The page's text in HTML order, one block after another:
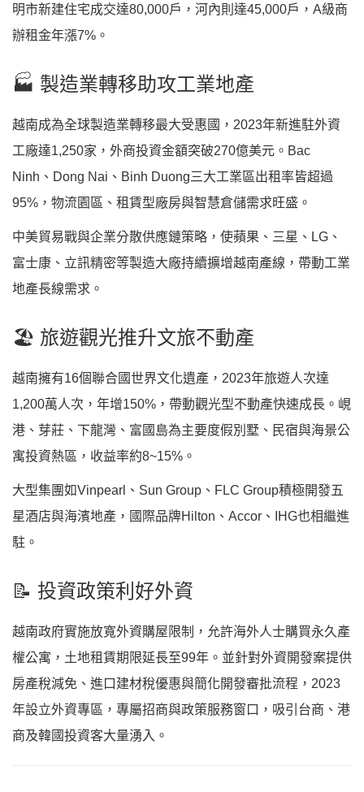
明市新建住宅成交達80,000戶，河內則達45,000戶，A級商
辦租金年漲7%。
🏭 製造業轉移助攻工業地產
越南成為全球製造業轉移最大受惠國，2023年新進駐外資
工廠達1,250家，外商投資金額突破270億美元。Bac
Ninh、Dong Nai、Binh Duong三大工業區出租率皆超過
95%，物流園區、租賃型廠房與智慧倉儲需求旺盛。
中美貿易戰與企業分散供應鏈策略，使蘋果、三星、LG、
富士康、立訊精密等製造大廠持續擴增越南產線，帶動工業
地產長線需求。
🏖️ 旅遊觀光推升文旅不動產
越南擁有16個聯合國世界文化遺產，2023年旅遊人次達
1,200萬人次，年增150%，帶動觀光型不動產快速成長。峴
港、芽莊、下龍灣、富國島為主要度假別墅、民宿與海景公
寓投資熱區，收益率約8~15%。
大型集團如Vinpearl、Sun Group、FLC Group積極開發五
星酒店與海濱地產，國際品牌Hilton、Accor、IHG也相繼進
駐。
📝 投資政策利好外資
越南政府實施放寬外資購屋限制，允許海外人士購買永久產
權公寓，土地租賃期限延長至99年。並針對外資開發案提供
房產稅減免、進口建材稅優惠與簡化開發審批流程，2023
年設立外資專區，專屬招商與政策服務窗口，吸引台商、港
商及韓國投資客大量湧入。